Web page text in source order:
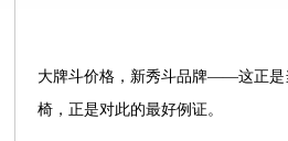
大牌斗价格，新秀斗品牌——这正是
椅，正是对此的最好例证。